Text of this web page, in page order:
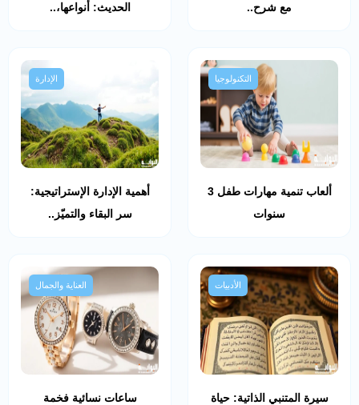
مع شرح.. الحديث: أنواعها،..
التكنولوجيا
ألعاب تنمية مهارات طفل 3
سنوات
الإدارة
أهمية الإدارة الإستراتيجية:
سر البقاء والتميّز..
الأدبيات
سيرة المتنبي الذاتية: حياة
العناية والجمال
ساعات نسائية فخمة